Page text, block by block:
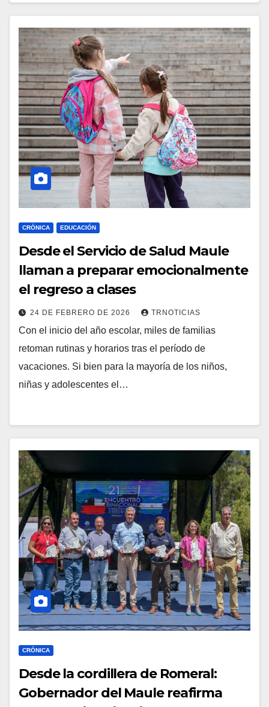
CRÓNICA EDUCACIÓN
Desde el Servicio de Salud Maule
llaman a preparar emocionalmente
el regreso a clases
24 DE FEBRERO DE 2026 TRNOTICIAS
Con el inicio del año escolar, miles de familias
retoman rutinas y horarios tras el período de
vacaciones. Si bien para la mayoría de los niños,
niñas y adolescentes el…
CRÓNICA
Desde la cordillera de Romeral:
Gobernador del Maule reafirma